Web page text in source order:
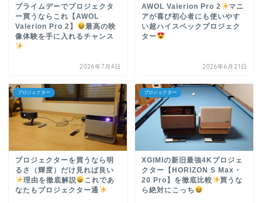
プライムデーでプロジェクタ
ー買うならこれ【AWOL
Valerion Pro 2】
最高の映
像体験を手に入れるチャンス
2026年7月4日
AWOL Valerion Pro 2
マニ
アが喜び初心者にも使いやす
い超ハイスペックプロジェク
ター
2026年6月21日
プロジェクター
プロジェクターを買うなら明
るさ（輝度）だけ見れば良い
理由を徹底解説
これであ
なたもプロジェクター通
プロジェクター
XGIMIの新旧最強4Kプロジェ
クター【HORIZON S Max・
20 Pro】を徹底比較
買うな
ら絶対にこっち